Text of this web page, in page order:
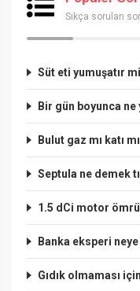
Sıkça sorulan
Süt eti yumuşatır
Bir gün boyunca
Bulut gaz mı katı mı
Septula ne demek
1.5 dCi motor
Banka eksperi
Gıdık olmaması